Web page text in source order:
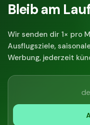
Bleib am
Wir senden dir 1× pro
Ausflugsziele,
Werbung, jederzeit